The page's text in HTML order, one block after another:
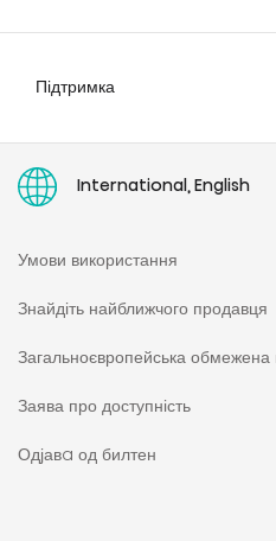
Підтримка
International, English
Умови використання
Знайдіть найближчого продавця
Загальноєвропейська
Заява про доступність
Одјавa од билтен